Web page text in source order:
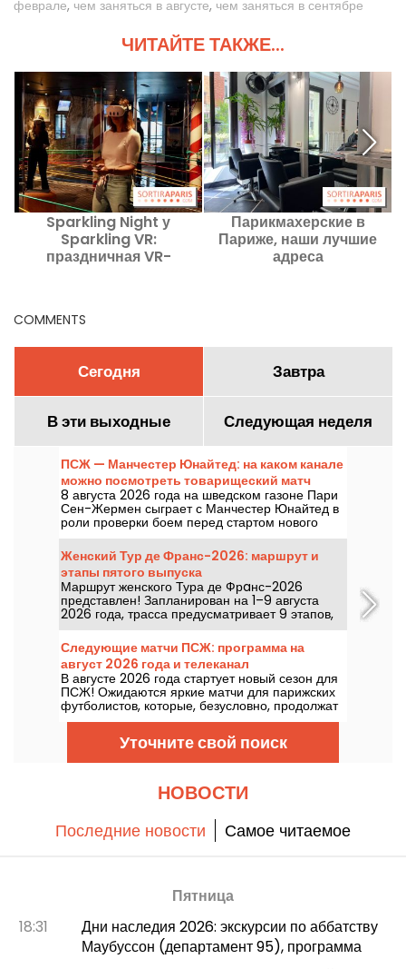
феврале, чем заняться в августе, чем заняться в сентябре
ЧИТАЙТЕ ТАКЖЕ...
Sparkling Night у
Sparkling VR:
праздничная VR-
Парикмахерские в
Париже, наши лучшие
адреса
COMMENTS
Сегодня Завтра
В эти выходные Следующая неделя
ПСЖ — Манчестер Юнайтед: на каком канале
можно посмотреть товарищеский матч
перед сезоном?
8 августа 2026 года на шведском газоне Пари
Сен-Жермен сыграет с Манчестер Юнайтед в
роли проверки боем перед стартом нового
сезона. Историческое противостояние и
престижный поединок после чемпионата мира
по футболу. По какому каналу можно
посмотреть оба товарищеских матча?
Женский Тур де Франс-2026: маршрут и
этапы пятого выпуска
Маршрут женского Тура де Фрaнс-2026
представлен! Запланирован на 1–9 августа
2026 года, трасса предусматривает 9 этапов,
старт — в Швейцарии, финиш — в Ницце.
Узнайте, что нас ждёт в этом году.
Следующие матчи ПСЖ: программа на
август 2026 года и телеканал
В августе 2026 года стартует новый сезон для
ПСЖ! Ожидаются яркие матчи для парижских
футболистов, которые, безусловно, продолжат
собирать трофеи вместе с Луисом Энрике.
Уточните свой поиск
НОВОСТИ
Последние новости Самое читаемое
Пятница
18:31
Дни наследия 2026: экскурсии по аббатству
Маубуссон (департамент 95), программа